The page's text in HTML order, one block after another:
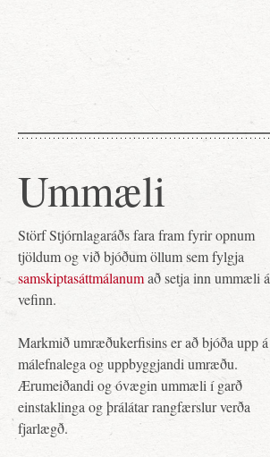
Ummæli
Störf Stjórnlagaráðs fara fram fyrir opnum
tjöldum og við bjóðum öllum sem fylgja
samskiptasáttmálanumað setja inn ummæli á
vefinn.
Markmið umræðukerfisins er að bjóða upp á
málefnalega og uppbyggjandi umræðu.
Ærumeiðandi og óvægin ummæli í garð
einstaklinga og þrálátar rangfærslur verða
fjarlægð.